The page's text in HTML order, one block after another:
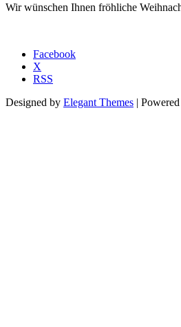
Wir wünschen Ihnen fröhliche
Facebook
X
RSS
Designed by Elegant Themes |